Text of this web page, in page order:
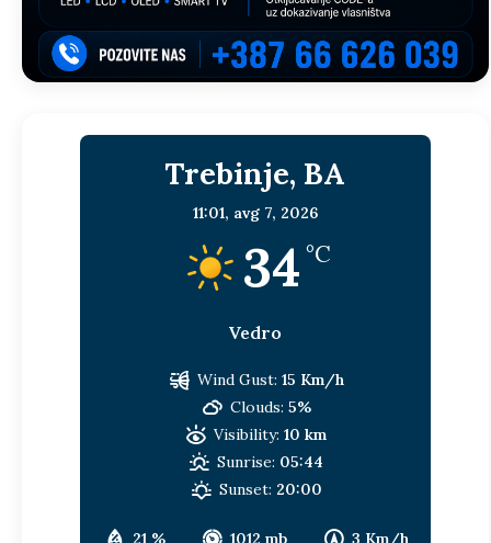
Trebinje, BA
11:01, avg 7, 2026
34 °C
Vedro
21 % 1012 mb 3 Km/h
Wind Gust: 15 Km/h
Clouds: 5%
Visibility: 10 km
Sunrise: 05:44
Sunset: 20:00